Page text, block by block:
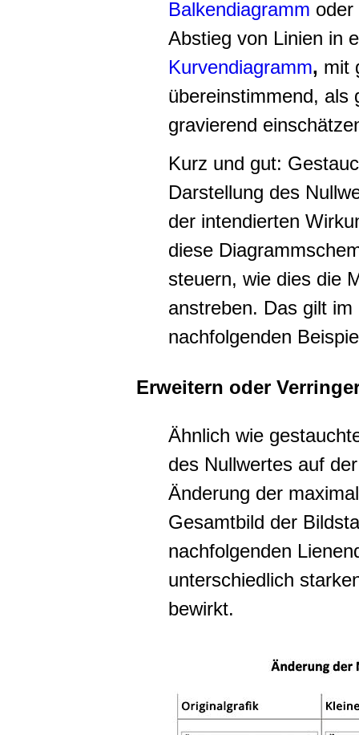
Balkendiagramm oder
Abstieg von Linien in
Kurvendiagramm, mit
übereinstimmend, als
gravierend
Kurz und gut:
Darstellung des
der intendierten
diese
steuern, wie dies die
anstreben. Das gilt
nachfolgenden
Erweitern oder
Ähnlich wie
des Nullwertes auf
Änderung der
Gesamtbild der
nachfolgenden
unterschiedlich
bewirkt.